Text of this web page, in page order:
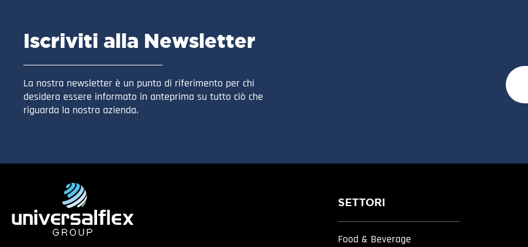
Iscriviti alla Newsletter
La nostra newsletter è un punto di riferimento per chi
desidera essere informato in anteprima su tutto ciò che
riguarda la nostra azienda.
SETTORI
Food & Beverage